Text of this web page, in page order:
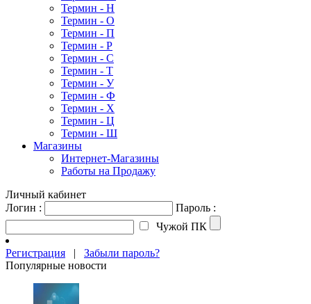
Термин - Н
Термин - О
Термин - П
Термин - Р
Термин - С
Термин - Т
Термин - У
Термин - Ф
Термин - Х
Термин - Ц
Термин - Ш
Магазины
Интернет-Магазины
Работы на Продажу
Личный кабинет
Логин :
Пароль :
Чужой ПК
Регистрация | Забыли пароль?
Популярные новости